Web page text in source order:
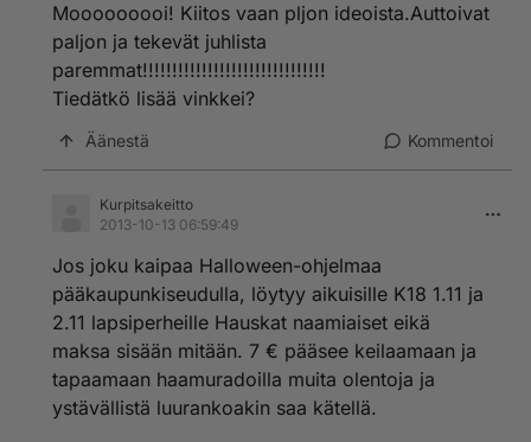
Mooooooooi! Kiitos vaan pljon ideoista.Auttoivat
paljon ja tekevät juhlista
paremmat!!!!!!!!!!!!!!!!!!!!!!!!!!!!!!!
Tiedätkö lisää vinkkei?
Äänestä Kommentoi
Kurpitsakeitto
2013-10-13 06:59:49
Jos joku kaipaa Halloween-ohjelmaa
pääkaupunkiseudulla, löytyy aikuisille K18 1.11 ja
2.11 lapsiperheille Hauskat naamiaiset eikä
maksa sisään mitään. 7 € pääsee keilaamaan ja
tapaamaan haamuradoilla muita olentoja ja
ystävällistä luurankoakin saa kätellä.